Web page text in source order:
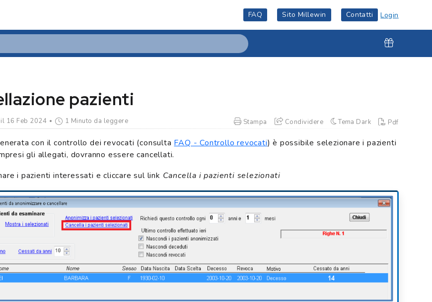
FAQ Sito Millewin Contatti Login
pazienti
16 Feb 2024 1 Minuto da leggere Stampa Condividere Tema Dark Pdf
con il controllo dei revocati (consulta FAQ - Controllo revocati) è possibile selezionare i pazienti
gli allegati, dovranno essere cancellati.
i pazienti interessati e cliccare sul link Cancella i pazienti selezionati